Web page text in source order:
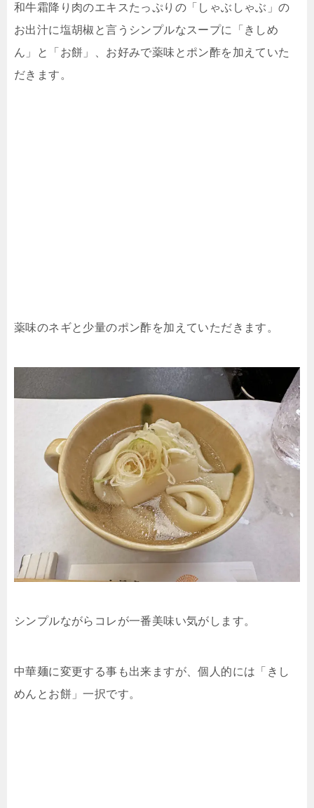
和牛霜降り肉のエキスたっぷりの「しゃぶしゃぶ」の
お出汁に塩胡椒と言うシンプルなスープに「きしめ
ん」と「お餅」、お好みで薬味とポン酢を加えていた
だきます。
薬味のネギと少量のポン酢を加えていただきます。
シンプルながらコレが一番美味い気がします。
中華麺に変更する事も出来ますが、個人的には「きし
めんとお餅」一択です。